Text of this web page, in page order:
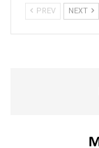
PREV NEXT